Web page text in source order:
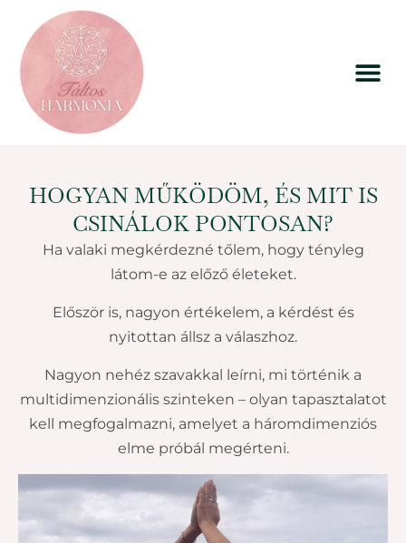
HOGYAN MŰKÖDÖM, ÉS MIT IS
CSINÁLOK PONTOSAN?
Ha valaki megkérdezné tőlem, hogy tényleg
látom-e az előző életeket.
Először is, nagyon értékelem, a kérdést és
nyitottan állsz a válaszhoz.
Nagyon nehéz szavakkal leírni, mi történik a
multidimenzionális szinteken – olyan tapasztalatot
kell megfogalmazni, amelyet a háromdimenziós
elme próbál megérteni.